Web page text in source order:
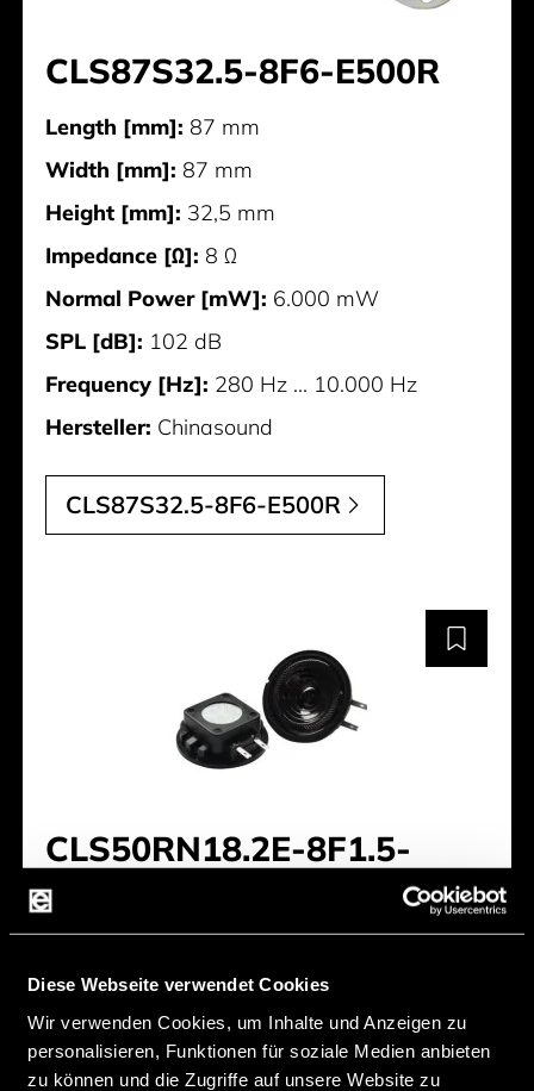
Diese Webseite verwendet Cookies
Wir verwenden Cookies, um Inhalte und Anzeigen zu
personalisieren, Funktionen für soziale Medien anbieten
zu können und die Zugriffe auf unsere Website zu
CLS87S32.5-8F6-E500R
Length [mm]: 87 mm
Width [mm]: 87 mm
Height [mm]: 32,5 mm
Impedance [Ω]: 8 Ω
Normal Power [mW]: 6.000 mW
SPL [dB]: 102 dB
Frequency [Hz]: 280 Hz ... 10.000 Hz
Hersteller: Chinasound
CLS87S32.5-8F6-E500R
CLS50RN18.2E-8F1.5-
B380R
Height [mm]:18,25 mm
Impedance [Ω]:8 Ω
Normal Power [mW]:1.500 mW